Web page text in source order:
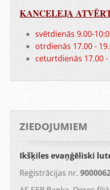
KANCELEJA
svētdienās 9.00-
otrdienās 17.00 -
ceturtdienās 17.00 -
ZIEDOJUMIEM
Ikšķiles evaņģēliski
Reģistrācijas nr.